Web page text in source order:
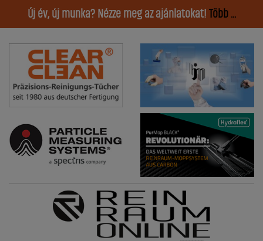
Új év, új munka? Nézze meg az ajánlatokat! Több ...